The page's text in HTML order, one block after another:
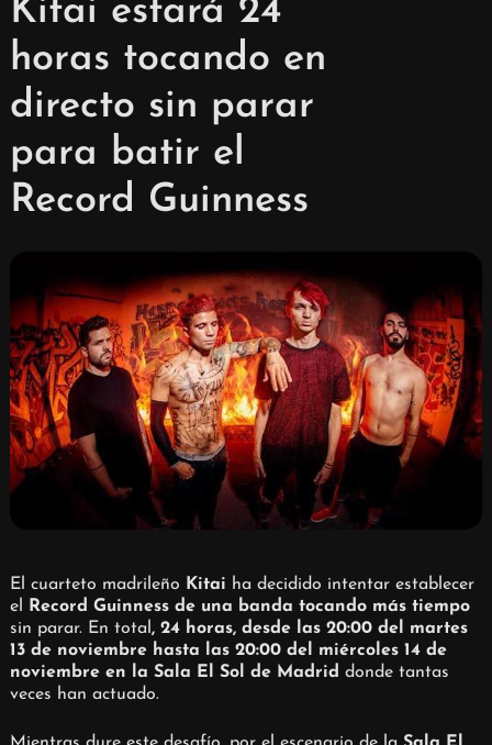
Kitai estará 24
horas tocando en
directo sin parar
para batir el
Record Guinness
El cuarteto madrileño Kitai ha decidido intentar establecer
el
Record Guinness de una banda tocando más tiempo
sin parar. En total , 24 horas, desde las 20:00 del martes
13 de noviembre hasta las 20:00 del miércoles 14 de
noviembre en la Sala El Sol de Madrid donde tantas
veces han actuado.